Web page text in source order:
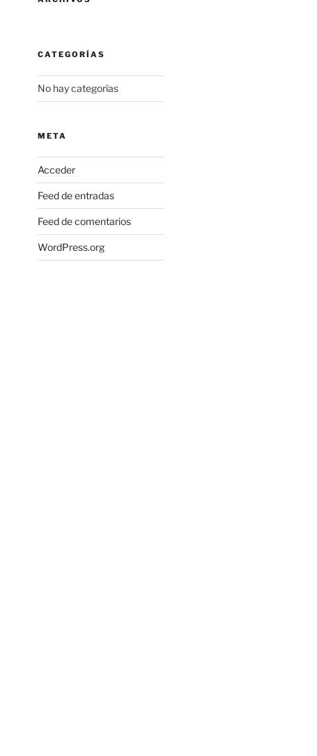
CATEGORÍAS
No hay categorías
META
Acceder
Feed de entradas
Feed de comentarios
WordPress.org